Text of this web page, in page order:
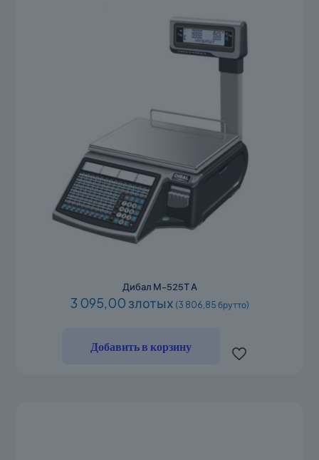
Дибал М-525Т А
3 095,00 злотых (3 806,85 брутто)
Добавить в корзину